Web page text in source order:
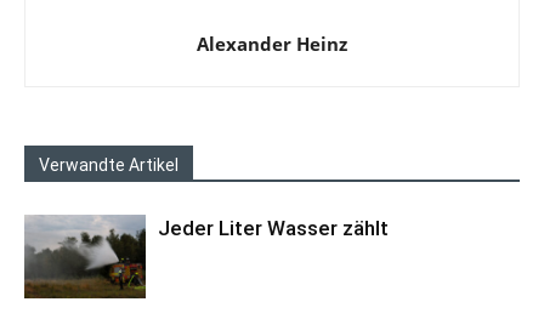
Alexander Heinz
Verwandte Artikel
Jeder Liter Wasser zählt